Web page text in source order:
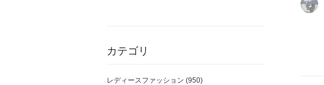
カテゴリ
レディースファッション (950)